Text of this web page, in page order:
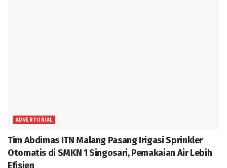
ADVERTORIAL
Tim Abdimas ITN Malang Pasang Irigasi Sprinkler
Otomatis di SMKN 1 Singosari, Pemakaian Air Lebih
Efisien